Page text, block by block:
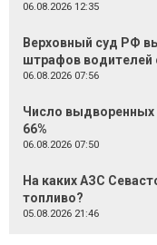
06.08.2026 12:35
Верховный суд РФ
штрафов водителей
06.08.2026 07:56
Число выдворенных
66%
06.08.2026 07:50
На каких АЗС
топливо?
05.08.2026 21:46